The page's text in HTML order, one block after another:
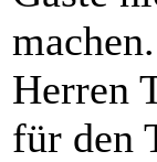
Herren
für den